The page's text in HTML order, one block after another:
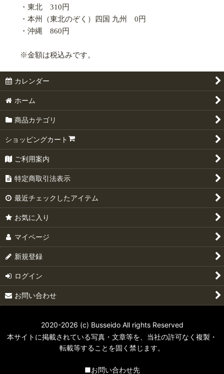
・東北 310円
・本州（東北のぞく）四国 九州 0円
・沖縄 860円
※金額は税込みです。
カレンダー
ホーム
商品カテゴリ
ショッピングカート
ご利用案内
特定商取引法表示
最近チェックしたアイテム
お気に入り
マイページ
新規登録
ログイン
お問い合わせ
2020-2026 (c) Busseido All rights Reserved
本サイトに掲載されている写真・文章等を、当社の許可なく複製・
転載等することを固く禁じます。
■お問い合わせ先